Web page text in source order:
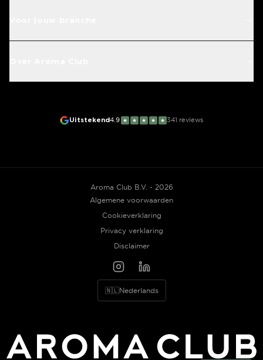
Uitstekend4.9 ★ ★ ★ ★ ★ 341 reviews
Aroma Club B.V. - 2026
Algemene voorwaarden
Cookieverklaring
Privacy verklaring
Disclaimer
🇳🇱Nederlands